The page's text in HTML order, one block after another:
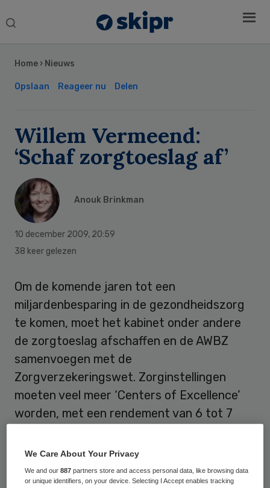
Search
Home › Nieuws
Opslaan Reageer nu Delen
Willem Vermeend:
‘Schaf zorgtoeslag af’
Anouk Brinkman
10 december 2009, 20:59
38 keer gelezen
Om de komende jaren tot een
miljardenbesparing in de gezondheidszorg
te komen, moet het kabinet onder andere
de zorgtoeslag afschaffen en de AWBZ
samenvoegen met de
Zorgverzekeringswet. Zorginstellingen
moeten veel meer ‘Centers of Excellence’
worden, met een rendement van 6 tot 7
bekendmaking van de Skipr 99, donderdag
in de Orangerie in Den Bosch.
Sidebar
We Care About Your Privacy
We and our887 partners store and access personal data, like browsing data
or unique identifiers, on your device. Selecting I Accept enables tracking